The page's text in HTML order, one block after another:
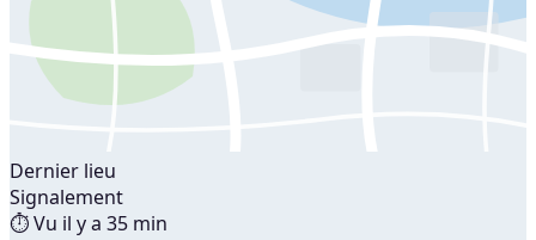
Dernier lieu
Signalement
⏱ Vu il y a 35 min